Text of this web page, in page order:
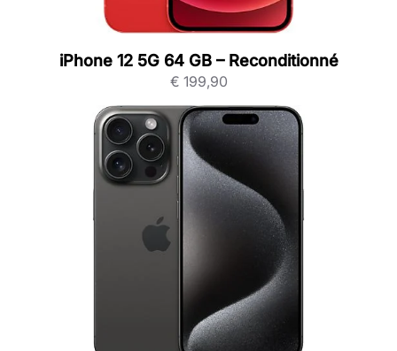
iPhone 12 5G 64 GB – Reconditionné
€ 199,90